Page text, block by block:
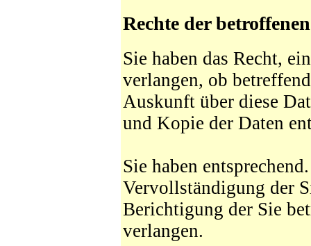
Rechte der
Sie haben das Recht,
verlangen, ob
Auskunft über diese
und Kopie der Daten
Sie haben
Vervollständigung der
Berichtigung der Sie
verlangen.